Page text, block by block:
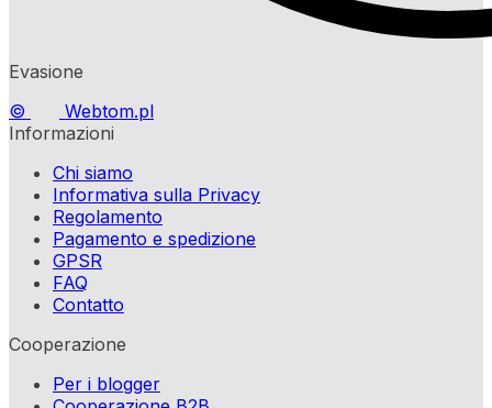
Evasione
©
Webtom.pl
Informazioni
Chi siamo
Informativa sulla Privacy
Regolamento
Pagamento e spedizione
GPSR
FAQ
Contatto
Cooperazione
Per i blogger